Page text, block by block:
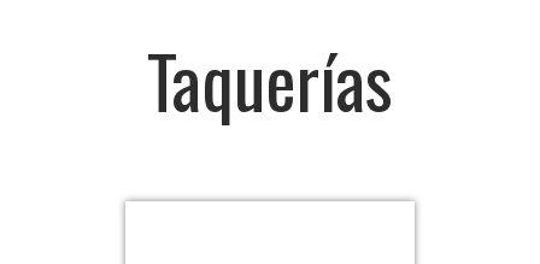
Taquerías